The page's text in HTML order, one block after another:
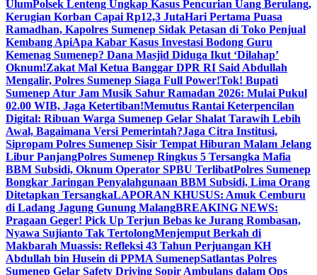
UlumPolsek Lenteng Ungkap Kasus Pencurian Uang Berulang,
Kerugian Korban Capai Rp12,3 JutaHari Pertama Puasa
Ramadhan, Kapolres Sumenep Sidak Petasan di Toko Penjual
Kembang ApiApa Kabar Kasus Investasi Bodong Guru
Kemenag Sumenep? Dana Masjid Diduga Ikut ‘Dilahap’
Oknum!Zakat Mal Ketua Banggar DPR RI Said Abdullah
Mengalir, Polres Sumenep Siaga Full Power!Tok! Bupati
Sumenep Atur Jam Musik Sahur Ramadan 2026: Mulai Pukul
02.00 WIB, Jaga Ketertiban!Memutus Rantai Keterpencilan
Digital: Ribuan Warga Sumenep Gelar Shalat Tarawih Lebih
Awal, Bagaimana Versi Pemerintah?Jaga Citra Institusi,
Sipropam Polres Sumenep Sisir Tempat Hiburan Malam Jelang
Libur PanjangPolres Sumenep Ringkus 5 Tersangka Mafia
BBM Subsidi, Oknum Operator SPBU TerlibatPolres Sumenep
Bongkar Jaringan Penyalahgunaan BBM Subsidi, Lima Orang
Ditetapkan TersangkaLAPORAN KHUSUS: Amuk Cemburu
di Ladang Jagung Gunung MalangBREAKING NEWS:
Pragaan Geger! Pick Up Terjun Bebas ke Jurang Rombasan,
Nyawa Sujianto Tak TertolongMenjemput Berkah di
Makbarah Muassis: Refleksi 43 Tahun Perjuangan KH
Abdullah bin Husein di PPMA SumenepSatlantas Polres
Sumenep Gelar Safety Driving Sopir Ambulans dalam Ops